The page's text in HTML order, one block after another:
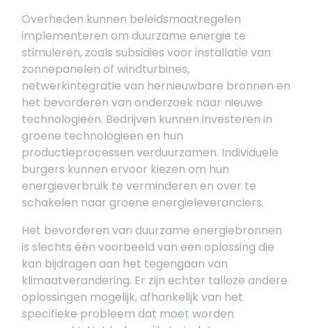
Overheden kunnen beleidsmaatregelen
implementeren om duurzame energie te
stimuleren, zoals subsidies voor installatie van
zonnepanelen of windturbines,
netwerkintegratie van hernieuwbare bronnen en
het bevorderen van onderzoek naar nieuwe
technologieën. Bedrijven kunnen investeren in
groene technologieën en hun
productieprocessen verduurzamen. Individuele
burgers kunnen ervoor kiezen om hun
energieverbruik te verminderen en over te
schakelen naar groene energieleveranciers.
Het bevorderen van duurzame energiebronnen
is slechts één voorbeeld van een oplossing die
kan bijdragen aan het tegengaan van
klimaatverandering. Er zijn echter talloze andere
oplossingen mogelijk, afhankelijk van het
specifieke probleem dat moet worden